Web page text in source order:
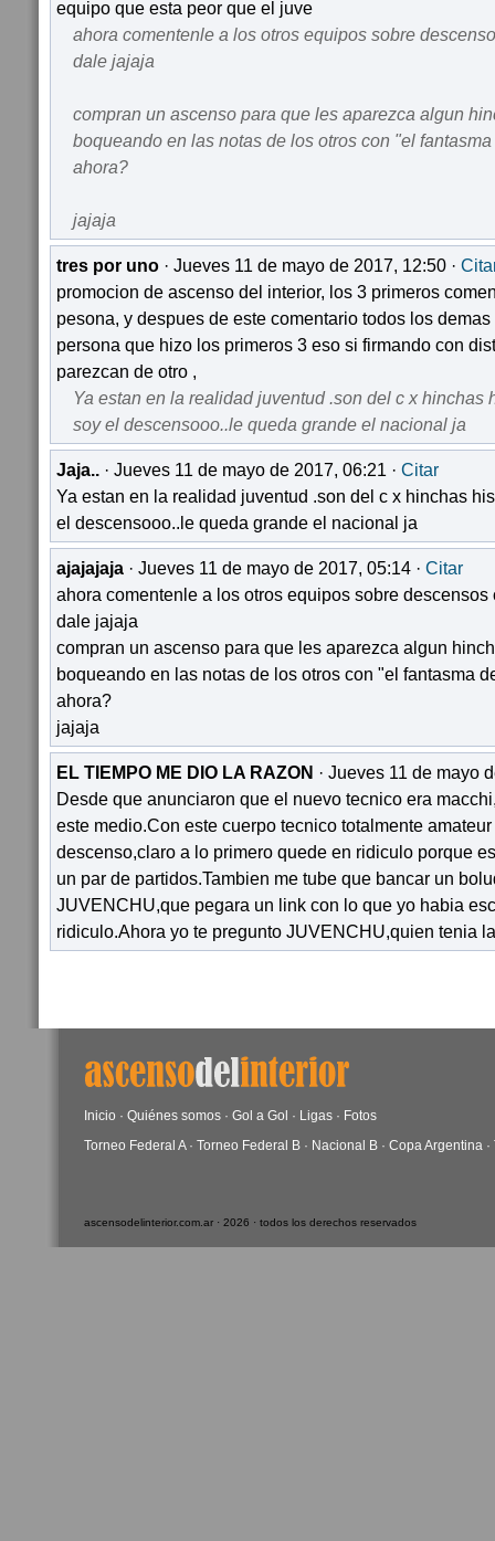
equipo que esta peor que el juve
ahora comentenle a los otros equipos sobre
dale jajaja
compran un ascenso para que les aparezca algun
boqueando en las notas de los otros con "el
ahora?
jajaja
tres por uno · Jueves 11 de mayo de 2017, 12:50 ·
promocion de ascenso del interior, los 3 primeros
pesona, y despues de este comentario todos los
persona que hizo los primeros 3 eso si firmando con
parezcan de otro ,
Ya estan en la realidad juventud .son del c x hinchas
soy el descensooo..le queda grande el nacional ja
Jaja.. · Jueves 11 de mayo de 2017, 06:21 · Citar
Ya estan en la realidad juventud .son del c x hinchas
el descensooo..le queda grande el nacional ja
ajajajaja · Jueves 11 de mayo de 2017, 05:14 · Citar
ahora comentenle a los otros equipos sobre
dale jajaja
compran un ascenso para que les aparezca algun
boqueando en las notas de los otros con "el fantasma
ahora?
jajaja
EL TIEMPO ME DIO LA RAZON · Jueves 11 de mayo
Desde que anunciaron que el nuevo tecnico era
este medio.Con este cuerpo tecnico totalmente
descenso,claro a lo primero quede en ridiculo porque
un par de partidos.Tambien me tube que bancar un
JUVENCHU,que pegara un link con lo que yo habia
ridiculo.Ahora yo te pregunto JUVENCHU,quien tenia
Inicio · Quiénes somos · Gol a Gol · Ligas · Fotos
Torneo Federal A· Torneo Federal B · Nacional B · Copa Argentina ·
ascensodelinterior.com.ar · 2026 · todos los derechos reservados